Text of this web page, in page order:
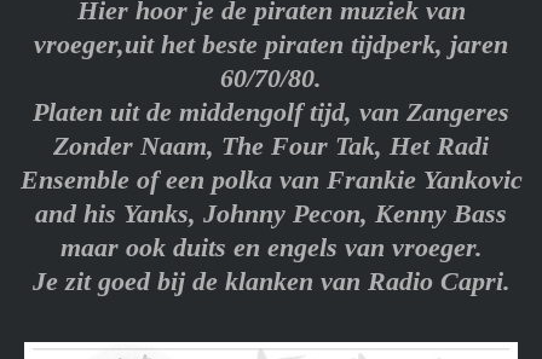
Hier hoor je de piraten muziek van
vroeger,uit het beste piraten tijdperk, jaren
60/70/80.
Platen uit de middengolf tijd, van Zangeres
Zonder Naam, The Four Tak, Het Radi
Ensemble of een polka van Frankie Yankovic
and his Yanks, Johnny Pecon, Kenny Bass
maar ook duits en engels van vroeger.
Je zit goed bij de klanken van Radio Capri.